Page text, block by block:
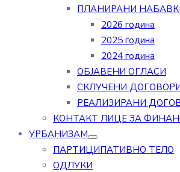
ПЛАНИРАНИ
2026 година
2025 година
2024 година
ОБЈАВЕНИ ОГЛАСИ
СКЛУЧЕНИ
РЕАЛИЗИРАНИ
КОНТАКТ ЛИЦЕ ЗА
УРБАНИЗАМ
ПАРТИЦИПАТИВНО ТЕЛО
ОДЛУКИ